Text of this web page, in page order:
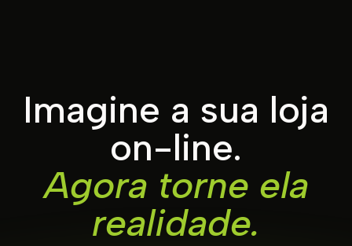
Imagine a sua loja
on-line.
Agora torne ela
realidade.